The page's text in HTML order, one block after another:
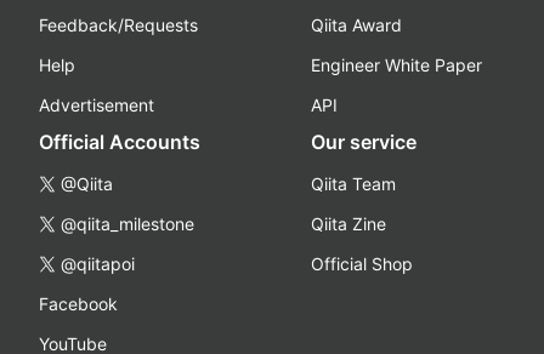
Feedback/Requests
Help
Advertisement
Qiita Award
Engineer White Paper
API
Official Accounts
@Qiita
@qiita_milestone
@qiitapoi
Facebook
YouTube
Our service
Qiita Team
Qiita Zine
Official Shop